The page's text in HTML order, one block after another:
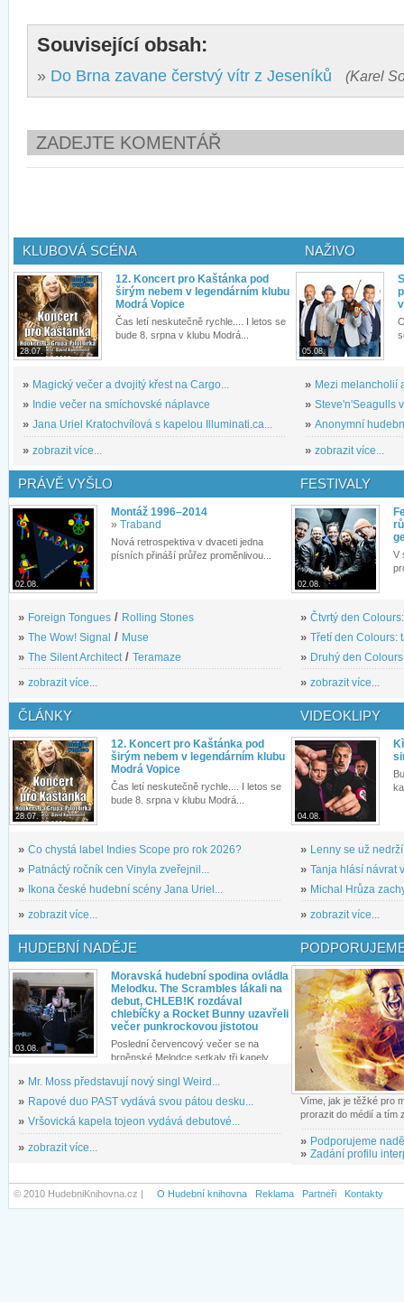
Související obsah:
» Do Brna zavane čerstvý vítr z Jeseníků (Karel
ZADEJTE KOMENTÁŘ
KLUBOVÁ SCÉNA
28.07.
12. Koncert pro Kaštánka pod
širým nebem v legendárním klubu
Modrá Vopice
Čas letí neskutečně rychle.... I letos se
bude 8. srpna v klubu Modrá...
» Magický večer a dvojitý křest na Cargo...
» Indie večer na smíchovské náplavce
» Jana Uriel Kratochvílová s kapelou Illuminati.ca...
» zobrazit více...
NAŽIVO
05.08.
» Mezi melancholií
» Steve'n'Seagulls
» Anonymní
» zobrazit více...
PRÁVĚ VYŠLO
02.08.
Montáž 1996–2014
» Traband
Nová retrospektiva v dvaceti jedna
písních přináší průřez proměnlivou...
» Foreign Tongues / Rolling Stones
» The Wow! Signal / Muse
» The Silent Architect / Teramaze
» zobrazit více...
FESTIVALY
02.08.
V
» Čtvrtý den
» Třetí den Colours:
» Druhý den
» zobrazit více...
ČLÁNKY
28.07.
12. Koncert pro Kaštánka pod
širým nebem v legendárním klubu
Modrá Vopice
Čas letí neskutečně rychle.... I letos se
bude 8. srpna v klubu Modrá...
» Co chystá label Indies Scope pro rok 2026?
» Patnáctý ročník cen Vinyla zveřejnil...
»
Ikona české hudební scény Jana Uriel...
» zobrazit více...
VIDEOKLIPY
04.08.
» Lenny se už
» Tanja hlásí návrat
» Michal Hrůza
» zobrazit více...
HUDEBNÍ NADĚJE
03.08.
Moravská hudební spodina ovládla
Melodku. The Scrambles lákali na
debut, CHLEB!K rozdával
chlebíčky a Rocket Bunny uzavřeli
večer punkrockovou jistotou
Poslední červencový večer se na
brněnské Melodce setkaly tři kapely...
» Mr. Moss představují nový singl Weird...
» Rapové duo PAST vydává svou pátou desku...
» Vršovická kapela tojeon vydává debutové...
» zobrazit více...
Víme, jak je těžké pro
prorazit do médií a tím
» Podporujeme
» Zadání profilu
© 2010 HudebniKnihovna.cz | O Hudební knihovna Reklama Partneři Kontakty